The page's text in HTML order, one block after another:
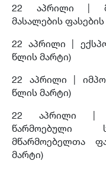
22 აპრილი |
მასალების
22 აპრილი |
წლის მარტი)
22 აპრილი |
წლის მარტი)
22 აპრილი |
წარმოებული
მწარმოებელთა
მარტი)